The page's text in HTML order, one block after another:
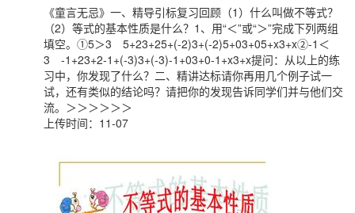
《童言无忌》一、精导引标复习回顾（1）什么叫做不等式？
（2）等式的基本性质是什么？1、用“＜”或“＞”完成下列两组
填空。①5＞3 5+23+25+(-2)3+(-2)5+03+05+x3+x②-1＜
3 -1+23+2-1+(-3)3+(-3)-1+03+0-1+x3+x提问：从以上的练
习中，你发现了什么？二、精讲达标请你再用几个例子试一
试，还有类似的结论吗？请把你的发现告诉同学们并与他们交
流。＞＞＞＞＞＞
上传时间：11-07